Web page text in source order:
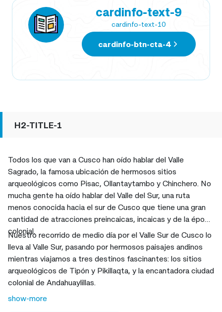
cardinfo-text-9
cardinfo-text-10
cardinfo-btn-cta-4
H2-TITLE-1
Todos los que van a Cusco han oído hablar del Valle
Sagrado, la famosa ubicación de hermosos sitios
arqueológicos como Pisac, Ollantaytambo y Chinchero. No
mucha gente ha oído hablar del Valle del Sur, una ruta
menos conocida hacia el sur de Cusco que tiene una gran
cantidad de atracciones preincaicas, incaicas y de la época
colonial.
Nuestro recorrido de medio día por el Valle Sur de Cusco lo
lleva al Valle Sur, pasando por hermosos paisajes andinos
mientras viajamos a tres destinos fascinantes: los sitios
arqueológicos de Tipón y Pikillaqta, y la encantadora ciudad
colonial de Andahuaylillas.
show-more